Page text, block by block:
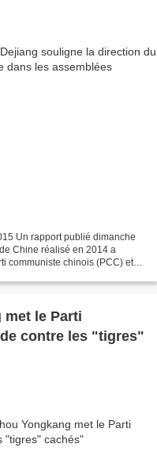
Un rapport publié dimanche
Chine réalisé en 2014 a
communiste chinois (PCC) et a
met le Parti